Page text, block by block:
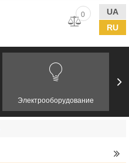
UA
RU
0
Электрооборудование